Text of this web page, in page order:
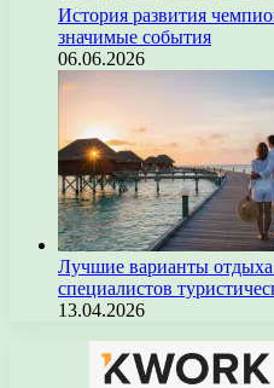
История развития
значимые события
06.06.2026
Лучшие варианты
специалистов
13.04.2026